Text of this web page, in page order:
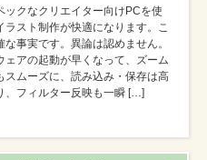
ックなクリエイター向けPCを使
ラスト制作が快適になります。こ
な事実です。異論は認めません。
ェアの起動が早くなって、ズーム
スムーズに、読み込み・保存は高
、フィルター反映も一瞬 […]